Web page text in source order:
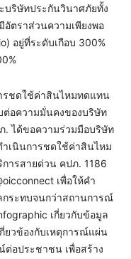
บริษัทประกันวินาศภัยทั้ง
ตราส่วนความเพียงพอ
อยู่ที่ระดับเกือบ 300%
รชดใช้ค่าสินไหมทดแทน
ต่อความมั่นคงของบริษัท
. ได้ขอความร่วมมือบริษัท
เนินการชดใช้ค่าสินไหม
ารสายด่วน คปภ. 1186
เพื่อให้คำ
ระทบจนกว่าสถานการณ์
เกี่ยวกับข้อมูล
ยวข้องกับเหตุการณ์แผ่น
ต่อประชาชน เพื่อสร้าง